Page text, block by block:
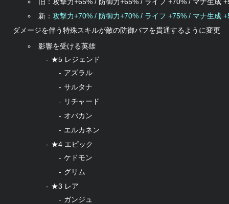
新： 攻撃力+70% / 防御力+70% / ライフ +75% / マナ生成
ダメージを伴う特殊スキルが敵の防御バフを貫通するように変更
影響を受ける英雄
★5 レジェンド
アズラル
サルタナ
リチャード
オバカン
エルカネン
★4 エピック
ケドモン
グリム
★3 レア
ガンジュ